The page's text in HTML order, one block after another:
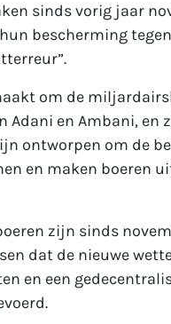
sinds vorig jaar
bescherming
om de
Adani en Ambani, en
ontworpen om de
en maken boeren
zijn sinds
dat de nieuwe
en een